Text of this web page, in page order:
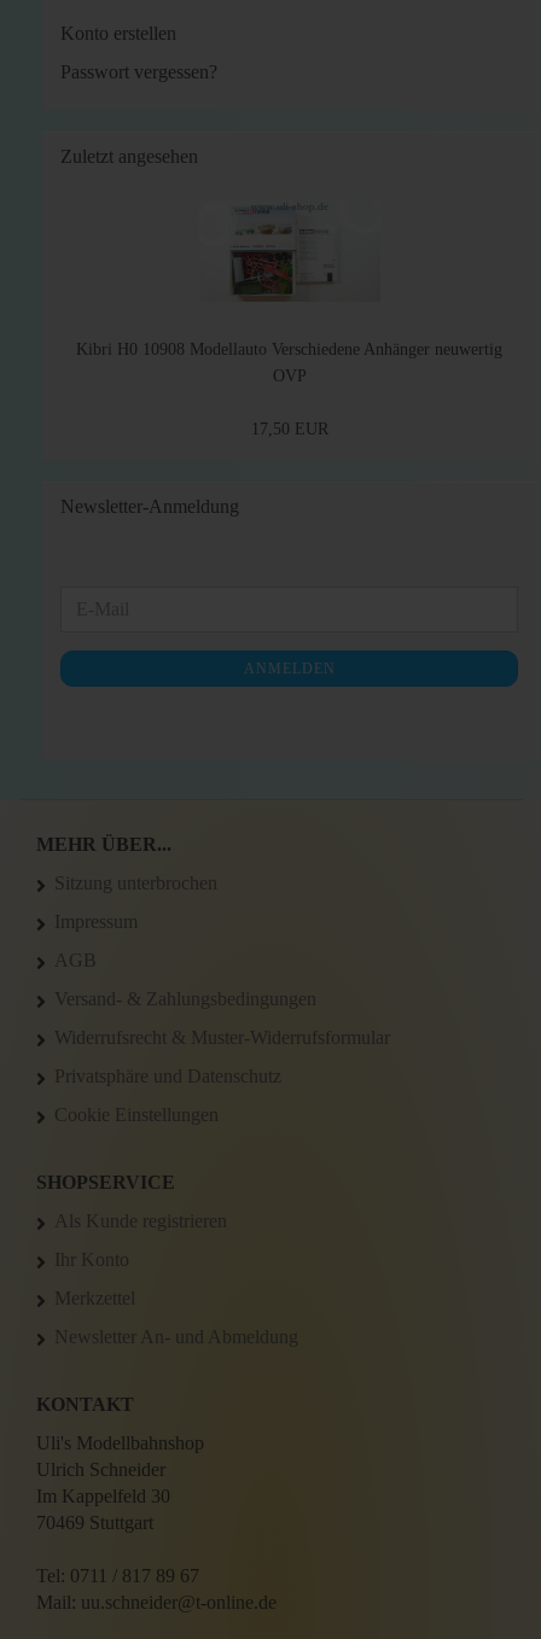
Konto erstellen
Passwort vergessen?
Zuletzt angesehen
Kibri H0 10908 Modellauto Verschiedene Anhänger neuwertig
OVP
17,50 EUR
Newsletter-Anmeldung
NEWSLETTER-
ANMELDUNG
ANMELDEN
MEHR ÜBER...
Sitzung unterbrochen
Impressum
AGB
Versand- & Zahlungsbedingungen
Widerrufsrecht & Muster-Widerrufsformular
Privatsphäre und Datenschutz
Cookie Einstellungen
SHOPSERVICE
Als Kunde registrieren
Ihr Konto
Merkzettel
Newsletter An- und Abmeldung
KONTAKT
Uli's Modellbahnshop
Ulrich Schneider
Im Kappelfeld 30
70469 Stuttgart
Tel: 0711 / 817 89 67
Mail: uu.schneider@t-online.de